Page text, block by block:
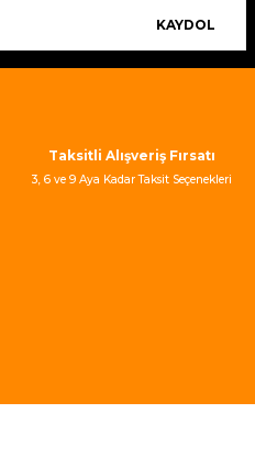
KAYDOL
Taksitli Alışveriş Fırsatı
3, 6 ve 9 Aya Kadar Taksit Seçenekleri